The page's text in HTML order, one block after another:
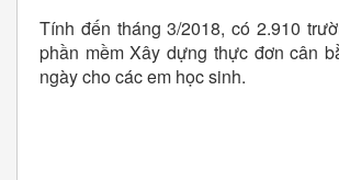
Tính đến tháng 3/2018, có 2.910
phần mềm Xây dựng thực đơn cân
ngày cho các em học sinh.